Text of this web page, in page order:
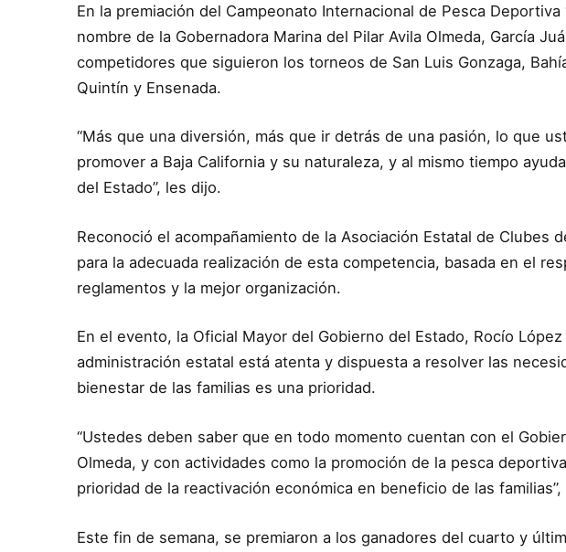
En la premiación del Campeonato Internacional de Pesca Deportiva
nombre de la Gobernadora Marina del Pilar Avila Olmeda, García
competidores que siguieron los torneos de San Luis Gonzaga,
Quintín y Ensenada.
“Más que una diversión, más que ir detrás de una pasión, lo que
promover a Baja California y su naturaleza, y al mismo tiempo
del Estado”, les dijo.
Reconoció el acompañamiento de la Asociación Estatal de Clubes
para la adecuada realización de esta competencia, basada en el
reglamentos y la mejor organización.
En el evento, la Oficial Mayor del Gobierno del Estado, Rocío
administración estatal está atenta y dispuesta a resolver las
bienestar de las familias es una prioridad.
“Ustedes deben saber que en todo momento cuentan con el
Olmeda, y con actividades como la promoción de la pesca
prioridad de la reactivación económica en beneficio de las familias”,
Este fin de semana, se premiaron a los ganadores del cuarto y